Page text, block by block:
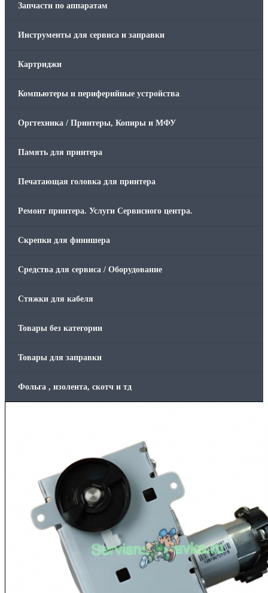
Запчасти по аппаратам
Инструменты для сервиса и заправки
Картриджи
Компьютеры и периферийные устройства
Оргтехника / Принтеры, Копиры и МФУ
Память для принтера
Печатающая головка для принтера
Ремонт принтера. Услуги Сервисного центра.
Скрепки для финишера
Средства для сервиса / Оборудование
Стяжки для кабеля
Товары без категории
Товары для заправки
Фольга , изолента, скотч и тд